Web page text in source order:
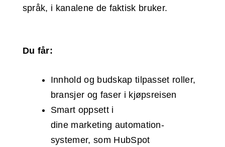
språk, i kanalene de faktisk bruker.
Du får:
Innhold og budskap tilpasset roller,
bransjer og faser i kjøpsreisen
Smart oppsett i
dine marketing automation-
systemer, som HubSpot